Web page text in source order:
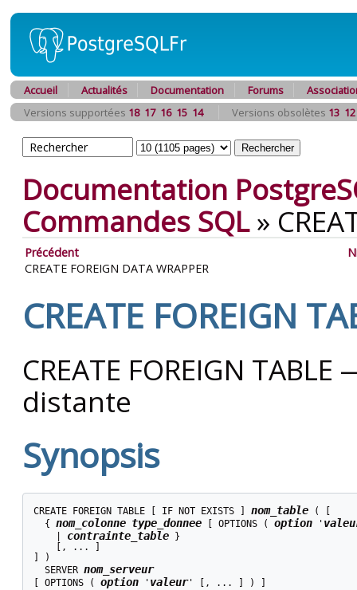
Accueil Actualités Documentation Forums
Versions supportées 18 17 16 15 14 Versions obsolètes 13 12
Documentation
Commandes SQL»
Précédent
CREATE FOREIGN DATA WRAPPER
CREATE FOREIGN
CREATE FOREIGN
distante
Synopsis
CREATE FOREIGN TABLE [ IF NOT EXISTS ] nom_table ( [
  {
nom_colonne type_donnee [ OPTIONS ( option '
contrainte_table }
    [, ... ]
] )
  SERVER
nom_serveur
[ OPTIONS ( option ' valeur' [, ... ] ) ]